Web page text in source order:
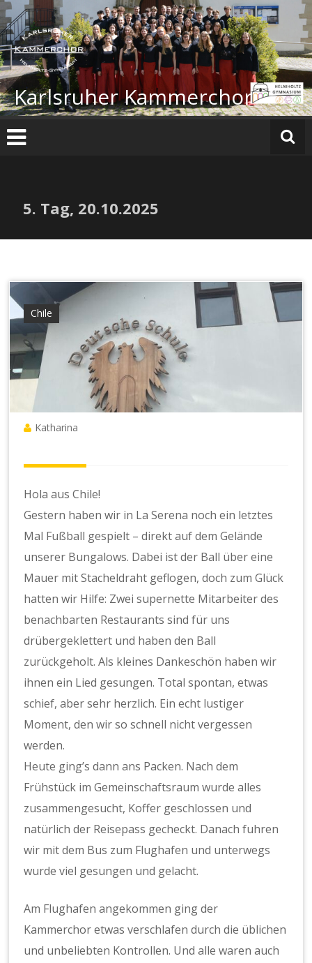
Zum
Inhalt
springen
Karlsruher Kammerchor
5. Tag, 20.10.2025
Chile
Katharina
Hola aus Chile!
Gestern haben wir in La Serena noch ein letztes
Mal Fußball gespielt – direkt auf dem Gelände
unserer Bungalows. Dabei ist der Ball über eine
Mauer mit Stacheldraht geflogen, doch zum Glück
hatten wir Hilfe: Zwei supernette Mitarbeiter des
benachbarten Restaurants sind für uns
drübergeklettert und haben den Ball
zurückgeholt. Als kleines Dankeschön haben wir
ihnen ein Lied gesungen. Total spontan, etwas
schief, aber sehr herzlich. Ein echt lustiger
Moment, den wir so schnell nicht vergessen
werden.
Heute ging’s dann ans Packen. Nach dem
Frühstück im Gemeinschaftsraum wurde alles
zusammengesucht, Koffer geschlossen und
natürlich der Reisepass gecheckt. Danach fuhren
wir mit dem Bus zum Flughafen und unterwegs
wurde viel gesungen und gelacht.
Am Flughafen angekommen ging der
Kammerchor etwas verschlafen durch die üblichen
und unbeliebten Kontrollen. Und alle waren auch